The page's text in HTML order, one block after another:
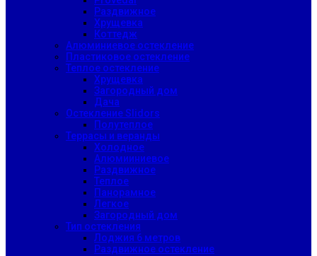
Раздвижное
Хрущевка
Коттедж
Алюминиевое остекление
Пластиковое остекление
Теплое остекление
Хрущевка
Загородный дом
Дача
Остекление Slidors
Полутеплое
Террасы и веранды
Холодное
Алюмииниевое
Раздвижное
Теплое
Панорамное
Легкое
Загородный дом
Тип остекления
Лоджия 6 метров
Раздвижное остекление